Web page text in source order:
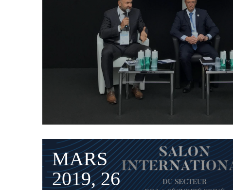
MARS
2019, 26